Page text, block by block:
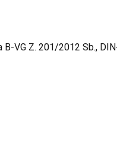
B-VG Z. 201/2012 Sb.,